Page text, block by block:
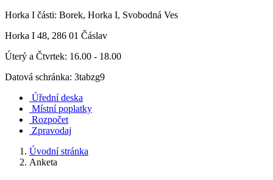
Horka I části: Borek, Horka I, Svobodná Ves
Horka I 48, 286 01 Čáslav
Úterý a Čtvrtek: 16.00 - 18.00
Datová schránka: 3tabzg9
Úřední deska
Místní poplatky
Rozpočet
Zpravodaj
Úvodní stránka
Anketa